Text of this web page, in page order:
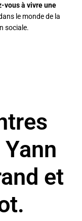
vous à vivre une
le monde de la
sociale.
et